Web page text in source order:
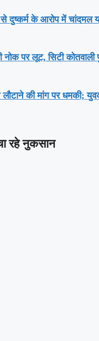
से दुष्कर्म के आरोप में चांदमल
नोक पर लूट, सिटी
की मांग पर धमकी;
रहे नुकसान